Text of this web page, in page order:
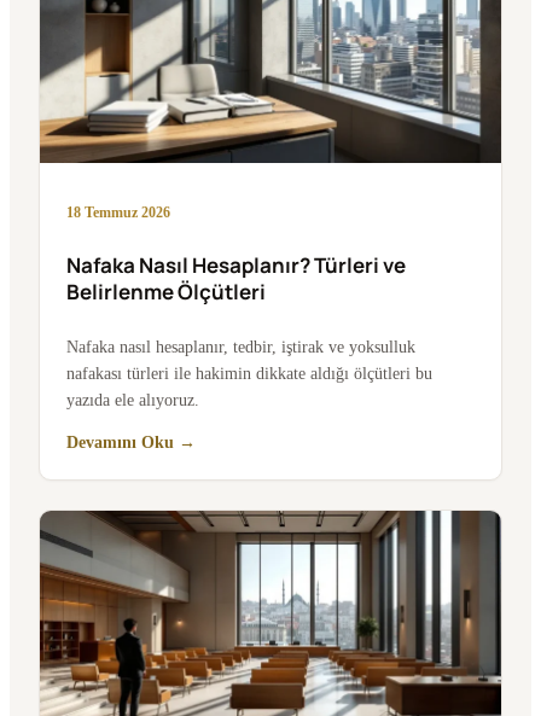
18 Temmuz 2026
Nafaka Nasıl Hesaplanır? Türleri ve
Belirlenme Ölçütleri
Nafaka nasıl hesaplanır, tedbir, iştirak ve yoksulluk
nafakası türleri ile hakimin dikkate aldığı ölçütleri bu
yazıda ele alıyoruz.
Devamını Oku →